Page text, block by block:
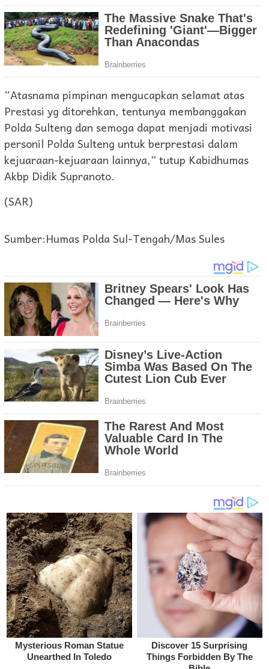
“Atasnama pimpinan mengucapkan selamat atas
Prestasi yg ditorehkan, tentunya membanggakan
Polda Sulteng dan semoga dapat menjadi motivasi
personil Polda Sulteng untuk berprestasi dalam
kejuaraan-kejuaraan lainnya,” tutup Kabidhumas
Akbp Didik Supranoto.
(SAR)
Sumber:Humas Polda Sul-Tengah/Mas Sules